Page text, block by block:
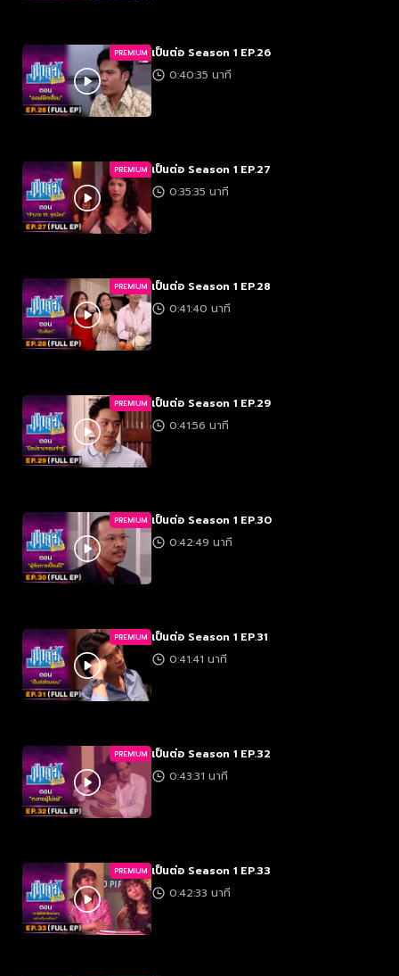
PREMIUM เป็นต่อ Season 1 EP.26
0:40:35 นาที
PREMIUM เป็นต่อ Season 1 EP.27
0:35:35 นาที
PREMIUM เป็นต่อ Season 1 EP.28
0:41:40 นาที
PREMIUM เป็นต่อ Season 1 EP.29
0:41:56 นาที
PREMIUM เป็นต่อ Season 1 EP.30
0:42:49 นาที
PREMIUM เป็นต่อ Season 1 EP.31
0:41:41 นาที
PREMIUM เป็นต่อ Season 1 EP.32
0:43:31 นาที
PREMIUM เป็นต่อ Season 1 EP.33
0:42:33 นาที